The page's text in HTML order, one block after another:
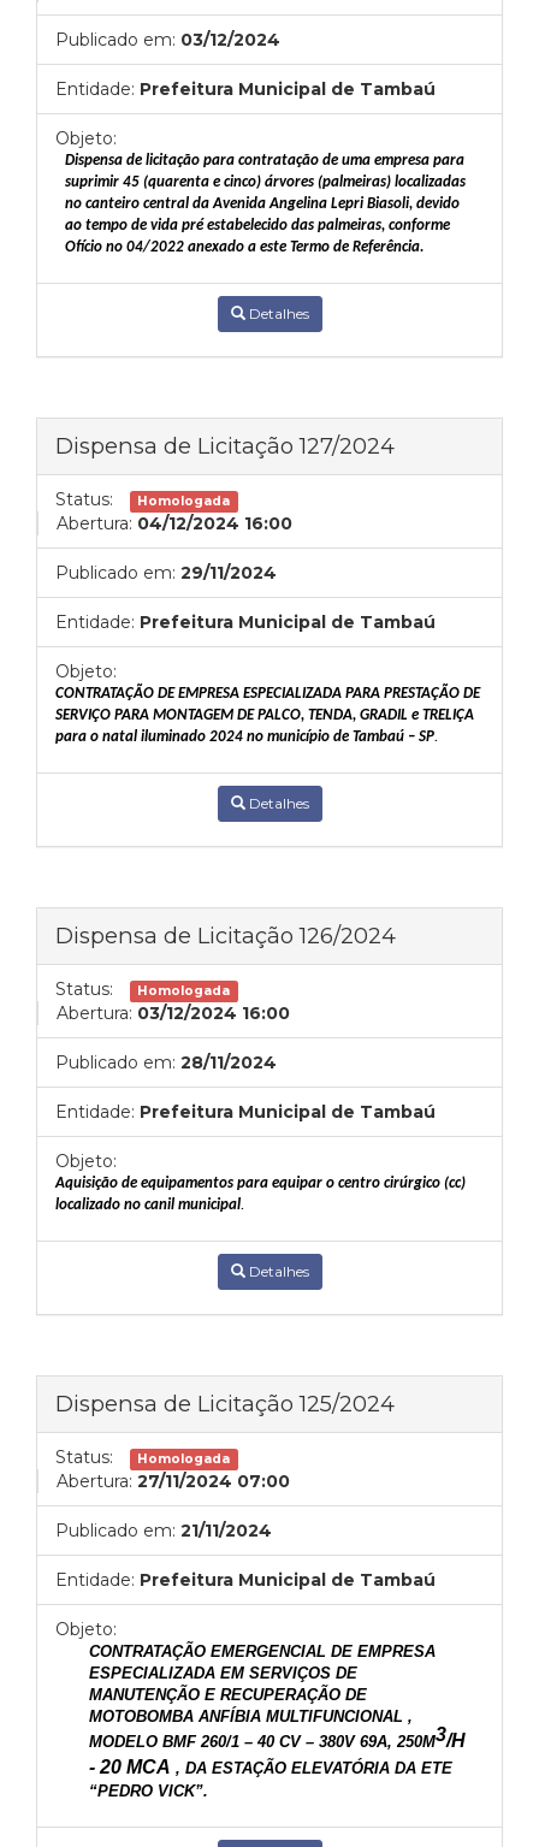
Publicado em: 03/12/2024
Entidade: Prefeitura Municipal de Tambaú
Objeto:
Dispensa de licitação para contratação de uma empresa para
suprimir 45 (quarenta e cinco) árvores (palmeiras) localizadas
no canteiro central da Avenida Angelina Lepri Biasoli, devido
ao tempo de vida pré estabelecido das palmeiras, conforme
Ofício no 04/2022 anexado a este Termo de Referência.
Detalhes
Dispensa de Licitação 127/2024
Status: Homologada
Abertura: 04/12/2024 16:00
Publicado em: 29/11/2024
Entidade: Prefeitura Municipal de Tambaú
Objeto:
CONTRATAÇÃO DE EMPRESA ESPECIALIZADA PARA PRESTAÇÃO DE
SERVIÇO PARA MONTAGEM DE PALCO, TENDA, GRADIL e TRELIÇA
para o natal iluminado 2024 no município de Tambaú – SP.
Detalhes
Dispensa de Licitação 126/2024
Status: Homologada
Abertura: 03/12/2024 16:00
Publicado em: 28/11/2024
Entidade: Prefeitura Municipal de Tambaú
Objeto:
Aquisição de equipamentos para equipar o centro cirúrgico (cc)
localizado no canil municipal.
Detalhes
Dispensa de Licitação 125/2024
Status: Homologada
Abertura: 27/11/2024 07:00
Publicado em: 21/11/2024
Entidade: Prefeitura Municipal de Tambaú
Objeto:
CONTRATAÇÃOEMERGENCIALDE EMPRESA
ESPECIALIZADA EM SERVIÇOS DE
MANUTENÇÃO E RECUPERAÇÃO DE
MOTOBOMBA ANFÍBIA MULTIFUNCIONAL,
MODELOBMF 260/1 – 40 CV – 380V 69A, 250M3/H
-20 MCA ,DA ESTAÇÃO ELEVATÓRIA DA ETE
“PEDRO VICK”.